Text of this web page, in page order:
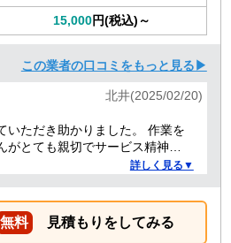
15,000円(税込)～
この業者の口コミをもっと見る▶
北井(2025/02/20)
いただき助かりました。 作業を
がとても親切でサービス精神溢
詳しく見る▼
無料 見積もりをしてみる